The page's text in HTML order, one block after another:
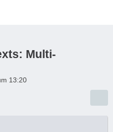
Multi-
13:20